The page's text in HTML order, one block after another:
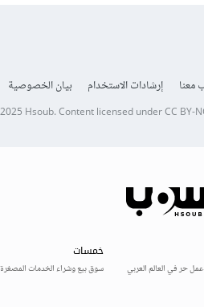
معنا إرشادات الاستخدام بيان الخصوصية
Hsoub.Content licensed underCC BY-